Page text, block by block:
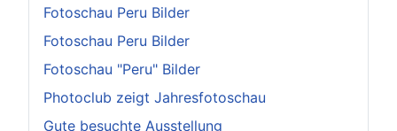
Fotoschau Peru Bilder
Fotoschau Peru Bilder
Fotoschau "Peru" Bilder
Photoclub zeigt Jahresfotoschau
Gute besuchte Ausstellung